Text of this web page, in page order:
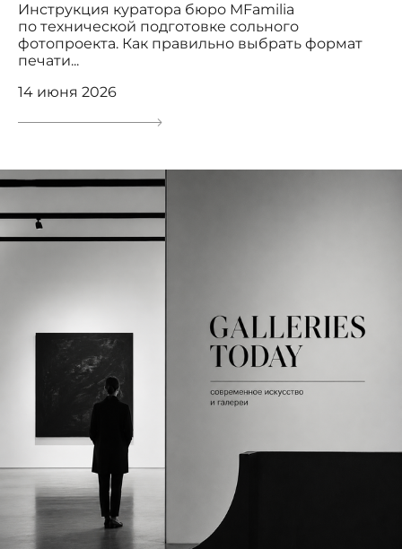
Инструкция куратора бюро MFamilia
по технической подготовке сольного
фотопроекта. Как правильно выбрать формат
печати...
14 июня 2026